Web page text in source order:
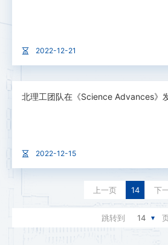
2022-12-21
2022-12-15
上一页 14 下
跳转到 14